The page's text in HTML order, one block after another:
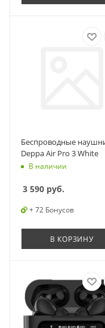
Беспроводные
Deppa Air Pro 3 White
В наличии
3 590 руб.
+ 72 Бонусов
В КОРЗИНУ